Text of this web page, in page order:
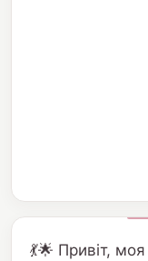
💃🌟 Привіт,